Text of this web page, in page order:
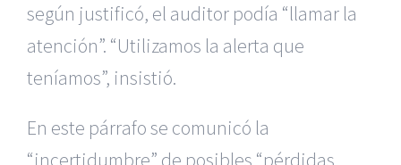
según justificó, el auditor podía “llamar la
atención”. “Utilizamos la alerta que
teníamos”, insistió.
En este párrafo se comunicó la
“incertidumbre” de posibles “pérdidas